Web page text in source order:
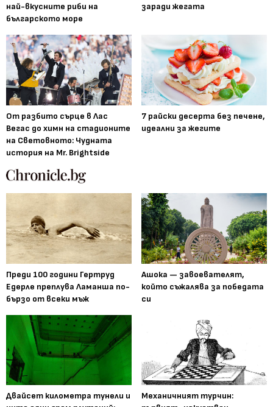
най-вкусните риби на
българското море
заради жегата
От разбито сърце в Лас
Вегас до химн на стадионите
на Световното: Чудната
история на Mr. Brightside
7 райски десерта без печене,
идеални за жегите
Преди 100 години Гертруд
Едерле преплува Ламанша по-
бързо от всеки мъж
Ашока — завоевателят,
който съжалява за победата
си
Двайсет километра тунели и
Механичният турчин: